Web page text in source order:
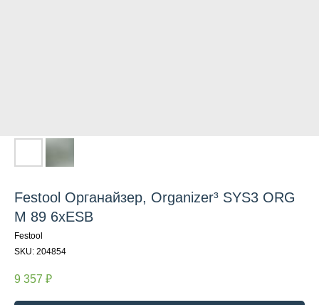
Festool Органайзер, Organizer³ SYS3 ORG
M 89 6xESB
Festool
SKU: 204854
9 357 ₽